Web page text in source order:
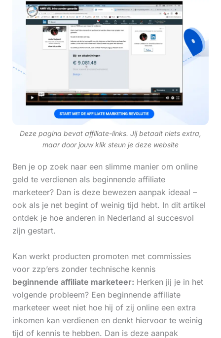
Deze pagina bevat affiliate-links. Jij betaalt niets extra,
maar door jouw klik steun je deze website
Ben je op zoek naar een slimme manier om online
geld te verdienen als beginnende affiliate
marketeer? Dan is deze bewezen aanpak ideaal –
ook als je net begint of weinig tijd hebt. In dit artikel
ontdek je hoe anderen in Nederland al succesvol
zijn gestart.
Kan werkt producten promoten met commissies
voor zzp’ers zonder technische kennis
beginnende affiliate marketeer: Herken jij je in het
volgende probleem? Een beginnende affiliate
marketeer weet niet hoe hij of zij online een extra
inkomen kan verdienen en denkt hiervoor te weinig
tijd of kennis te hebben. Dan is deze aanpak